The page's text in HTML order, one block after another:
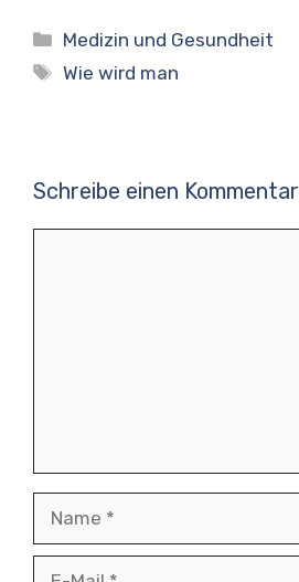
Kategorien
Medizin und Gesundheit
Schlagwörter
Wie wird man
Schreibe einen Kommentar